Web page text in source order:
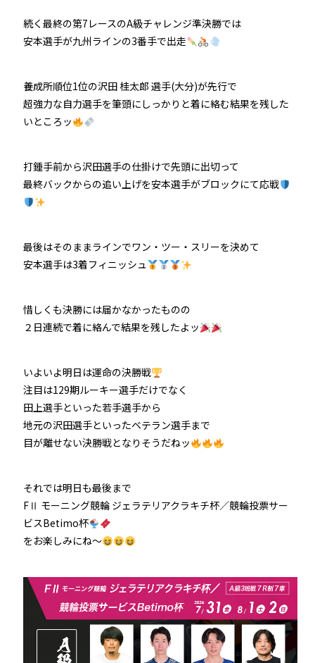
続く最終の第7レースのA級チャレンジ準決勝では
安本選手が九州ラインの3番手で出走
養成所順位1位の沢田 桂太郎 選手(大分)が先行で
超強力な自力選手を筆頭にしっかりと着に絡む結果を残した
いところッ
打鍾手前から沢田選手の仕掛けで先頭に出切って
最終バックからの追い上げを安本選手がブロックにて応戦
最後はそのままラインでワン・ツー・スリーを決めて
安本選手は3着フィニッシュ
惜しくも決勝には届かなかったものの
２日連続で着に絡んで結果を残したよッ
いよいよ明日は運命の決勝戦
注目は129期ルーキー選手だけでなく
田上選手といった若手選手から
地元の沢田選手といったベテラン選手まで
目が離せない決勝戦となりそうだねッ
それでは明日も最後まで
FⅡ モーニング競輪 ジェラテリアクラキチ杯／競輪投票サー
ビスBetimo杯
をお楽しみにね～